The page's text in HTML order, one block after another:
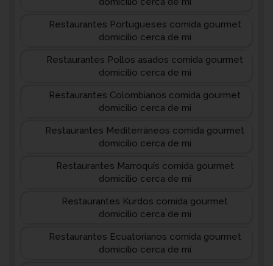
Restaurantes Portugueses comida gourmet
domicilio cerca de mi
Restaurantes Pollos asados comida gourmet
domicilio cerca de mi
Restaurantes Colombianos comida gourmet
domicilio cerca de mi
Restaurantes Mediterráneos comida gourmet
domicilio cerca de mi
Restaurantes Marroquís comida gourmet
domicilio cerca de mi
Restaurantes Kurdos comida gourmet
domicilio cerca de mi
Restaurantes Ecuatorianos comida gourmet
domicilio cerca de mi